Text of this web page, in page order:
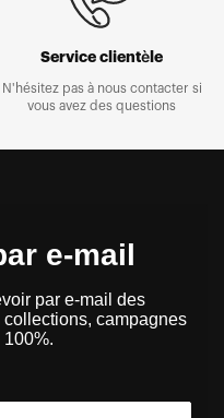
Service clientèle
N'hésitez pas à nous contacter si
vous avez des questions
e-mail
par e-mail des
campagnes